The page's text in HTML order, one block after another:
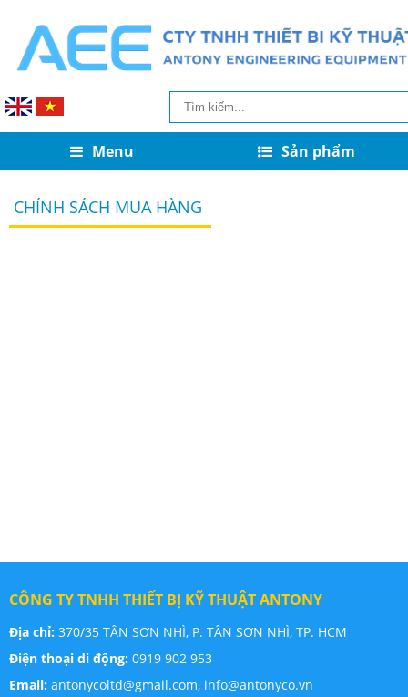
Menu Sản phẩm
CHÍNH SÁCH MUA HÀNG
CÔNG TY TNHH THIẾT BỊ KỸ THUẬT ANTONY
Địa chỉ: 370/35 TÂN SƠN NHÌ, P. TÂN SƠN NHÌ, TP. HCM
Điện thoại di động: 0919 902 953
Email: antonycoltd@gmail.com, info@antonyco.vn